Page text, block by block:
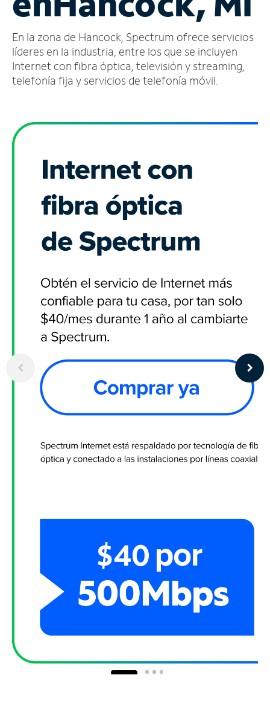
cuenta
Encuentra
una
tienda
En la zona de Hancock, Spectrum ofrece servicios
líderes en la industria, entre los que se incluyen
Internet con fibra óptica, televisión y streaming,
telefonía fija y servicios de telefonía móvil.